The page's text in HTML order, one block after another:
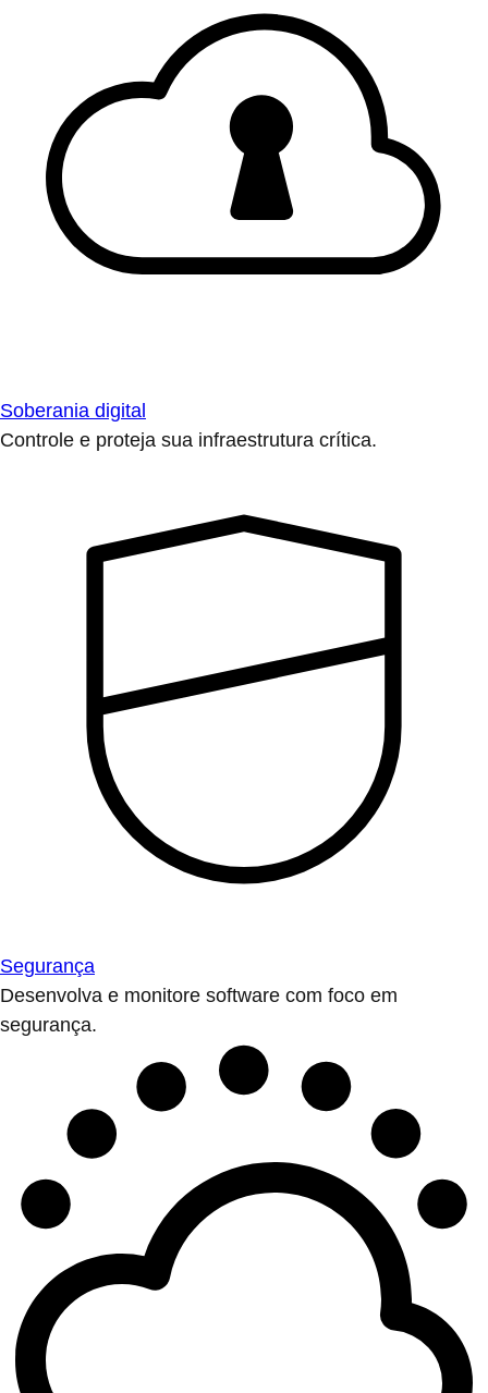
Soberania digital
Controle e proteja sua infraestrutura crítica.
Segurança
Desenvolva e monitore software com foco em
segurança.